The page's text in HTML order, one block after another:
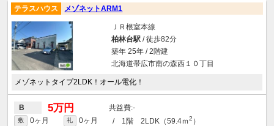
テラスハウス メゾネットARM1
ＪＲ根室本線
柏林台駅/ 徒歩82分
築年 25年 / 2階建
北海道帯広市南の森西１０丁目
メゾネットタイプ2LDK！オール電化！
B 5万円 -
敷 0ヶ月 礼 0ヶ月 / 1階 2LDK（59.4ｍ2 ）